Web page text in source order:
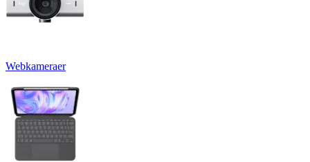
Webkameraer